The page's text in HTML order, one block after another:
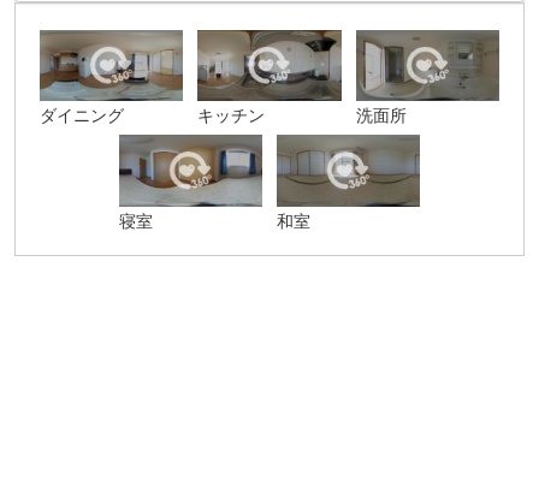
ダイニング キッチン 洗面所
寝室 和室